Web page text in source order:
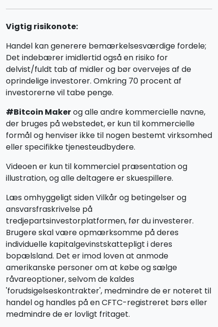
Vigtig risikonote:
Handel kan generere bemærkelsesværdige fordele;
Det indebærer imidlertid også en risiko for
delvist/fuldt tab af midler og bør overvejes af de
oprindelige investorer. Omkring 70 procent af
investorerne vil tabe penge.
#Bitcoin Makerog alle andre kommercielle navne,
der bruges på webstedet, er kun til kommercielle
formål og henviser ikke til nogen bestemt virksomhed
eller specifikke tjenesteudbydere.
Videoen er kun til kommerciel præsentation og
illustration, og alle deltagere er skuespillere.
Læs omhyggeligt siden Vilkår og betingelser og
ansvarsfraskrivelse på
tredjepartsinvestorplatformen, før du investerer.
Brugere skal være opmærksomme på deres
individuelle kapitalgevinstskattepligt i deres
bopælsland. Det er imod loven at anmode
amerikanske personer om at købe og sælge
råvareoptioner, selvom de kaldes
'forudsigelseskontrakter', medmindre de er noteret til
handel og handles på en CFTC-registreret børs eller
medmindre de er lovligt fritaget.